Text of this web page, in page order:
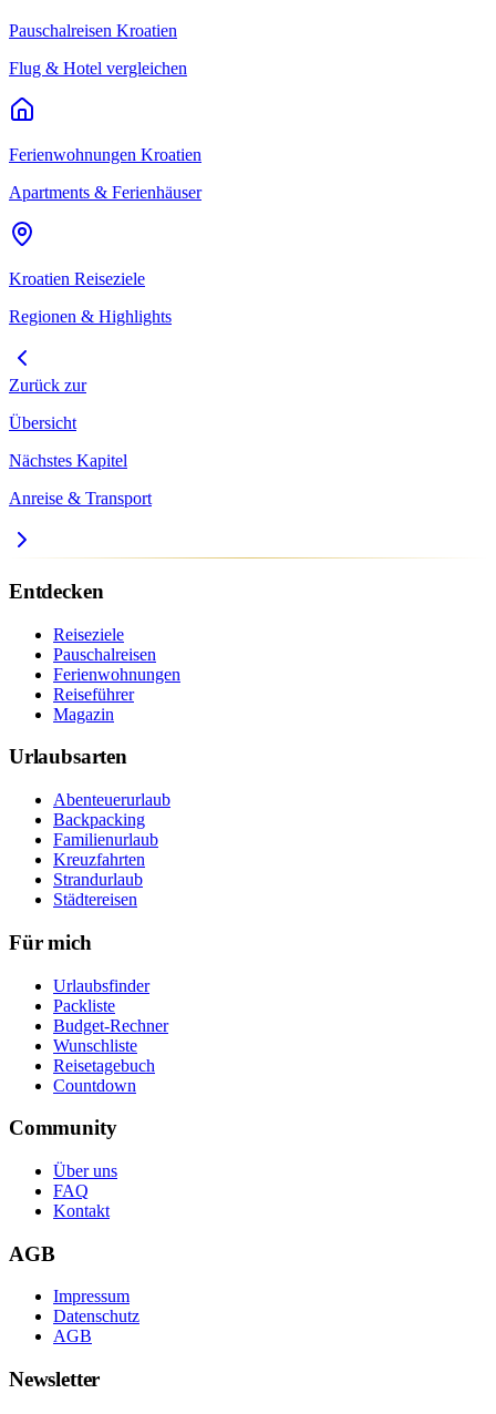
Pauschalreisen Kroatien
Flug & Hotel vergleichen
Ferienwohnungen Kroatien
Apartments & Ferienhäuser
Kroatien Reiseziele
Regionen & Highlights
Zurück zur
Übersicht
Nächstes Kapitel
Anreise & Transport
Entdecken
Reiseziele
Pauschalreisen
Ferienwohnungen
Reiseführer
Magazin
Urlaubsarten
Abenteuerurlaub
Backpacking
Familienurlaub
Kreuzfahrten
Strandurlaub
Städtereisen
Für mich
Urlaubsfinder
Packliste
Budget-Rechner
Wunschliste
Reisetagebuch
Countdown
Community
Über uns
FAQ
Kontakt
AGB
Impressum
Datenschutz
AGB
Newsletter